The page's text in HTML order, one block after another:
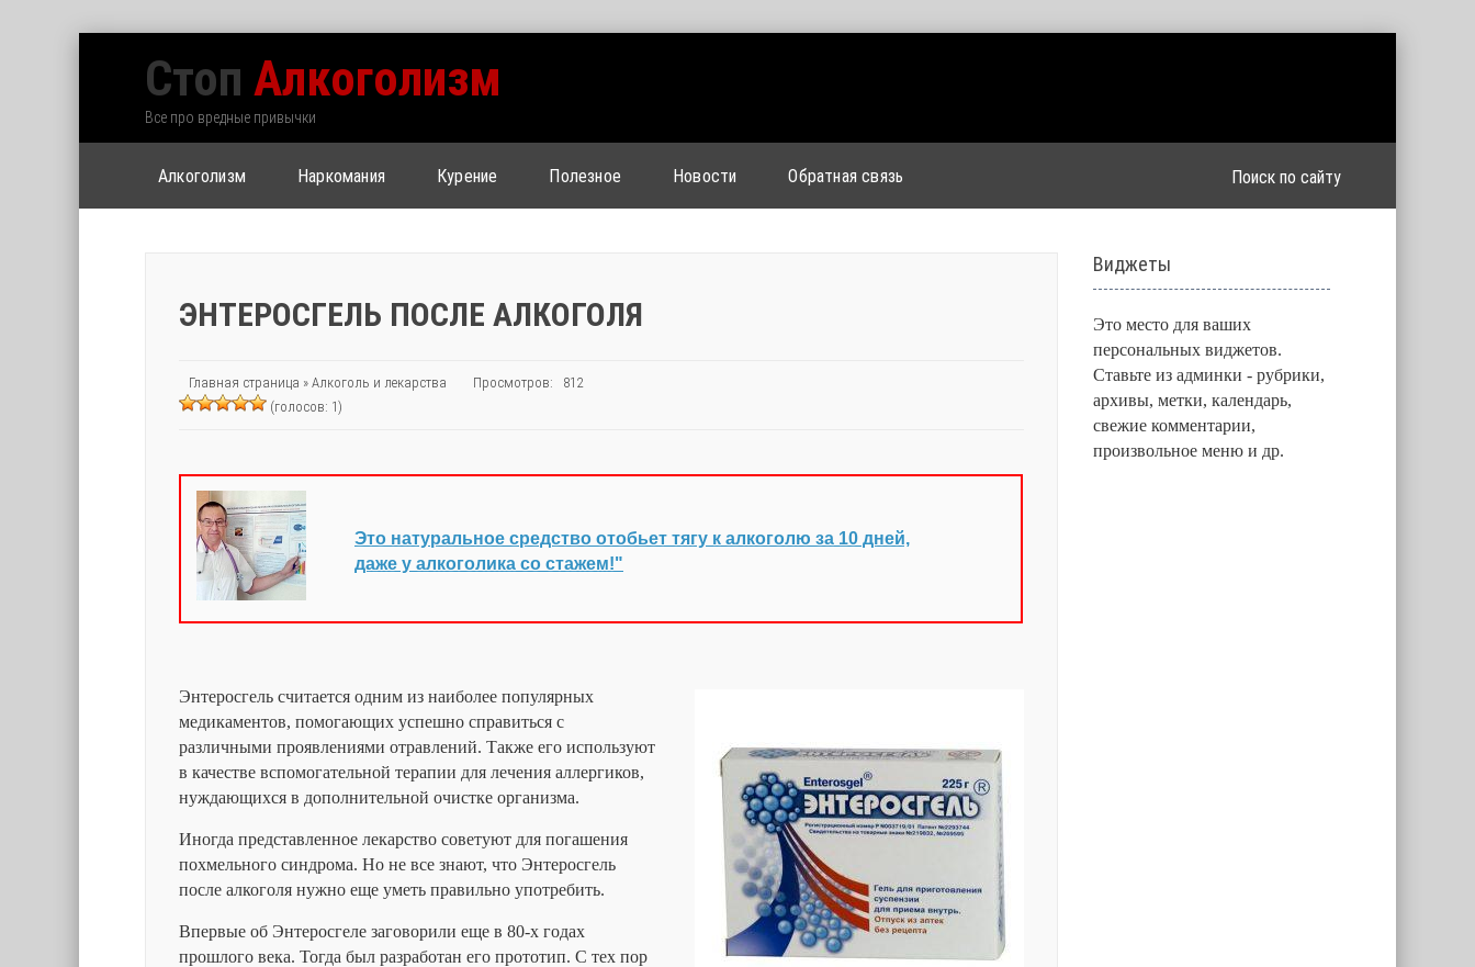
Стоп Алкоголизм
Все про вредные привычки
Алкоголизм Наркомания Курение Полезное Новости Обратная связь
ЭНТЕРОСГЕЛЬ ПОСЛЕ АЛКОГОЛЯ
Главная страница » Алкоголь и лекарства
Просмотров: 812
(голосов: 1)
Это натуральное средство отобьет тягу к алкоголю за 10 дней,
даже у алкоголика со стажем!"
Энтеросгель считается одним из наиболее популярных
медикаментов, помогающих успешно справиться с
различными проявлениями отравлений. Также его используют
в качестве вспомогательной терапии для лечения аллергиков,
нуждающихся в дополнительной очистке организма.
Иногда представленное лекарство советуют для погашения
похмельного синдрома. Но не все знают, что Энтеросгель
после алкоголя нужно еще уметь правильно употребить.
Впервые об Энтеросгеле заговорили еще в 80-х годах
прошлого века. Тогда был разработан его прототип. С тех пор
Виджеты
Это место для ваших
персональных виджетов.
Ставьте из админки - рубрики,
архивы, метки, календарь,
свежие комментарии,
произвольное меню и др.